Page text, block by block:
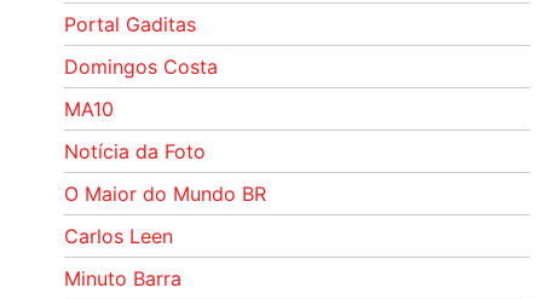
Portal Gaditas
Domingos Costa
MA10
Notícia da Foto
O Maior do Mundo BR
Carlos Leen
Minuto Barra